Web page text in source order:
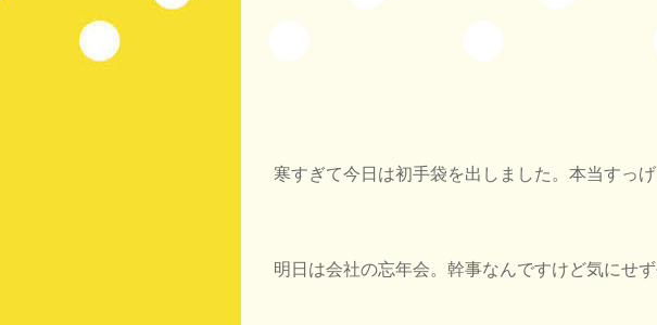
寒すぎて今日は初手袋を出しました。本当すっげ
明日は会社の忘年会。幹事なんですけど気にせ